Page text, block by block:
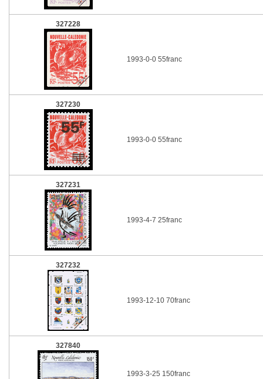
327228
1993-0-0 55franc
327230
1993-0-0 55franc
327231
1993-4-7 25franc
327232
1993-12-10 70franc
327840
1993-3-25 150franc